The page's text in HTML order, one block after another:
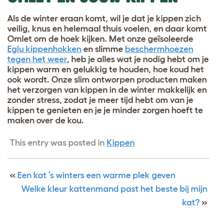
Als de winter eraan komt, wil je dat je kippen zich
veilig, knus en helemaal thuis voelen, en daar komt
Omlet om de hoek kijken. Met onze geïsoleerde
Eglu kippenhokken en slimme beschermhoezen
tegen het weer, heb je alles wat je nodig hebt om je
kippen warm en gelukkig te houden, hoe koud het
ook wordt. Onze slim ontworpen producten maken
het verzorgen van kippen in de winter makkelijk en
zonder stress, zodat je meer tijd hebt om van je
kippen te genieten en je je minder zorgen hoeft te
maken over de kou.
This entry was posted in Kippen
« Een kat ’s winters een warme plek geven
Welke kleur kattenmand past het beste bij mijn
kat? »